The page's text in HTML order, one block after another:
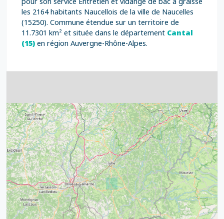
les 2164 habitants Naucellois de la ville de Naucelles
(15250). Commune étendue sur un territoire de
11.7301 km² et située dans le département Cantal
(15) en région Auvergne-Rhône-Alpes.
4
15
21
14
32
39
52 68
43